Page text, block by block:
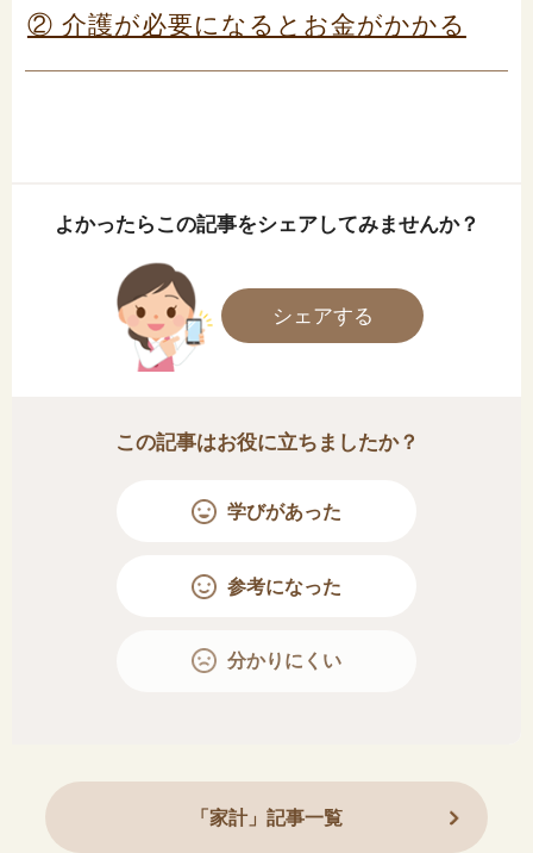
② 介護が必要になるとお金がかかる
よかったらこの記事をシェアしてみませんか？
シェアする
この記事はお役に立ちましたか？
学びがあった
参考になった
分かりにくい
「家計」記事一覧